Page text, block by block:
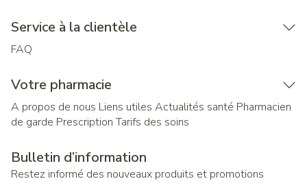
Service à la clientèle
FAQ
Votre pharmacie
A propos de nous Liens utiles Actualités santé Pharmacien
de garde Prescription Tarifs des soins
Bulletin d’information
Restez informé des nouveaux produits et promotions